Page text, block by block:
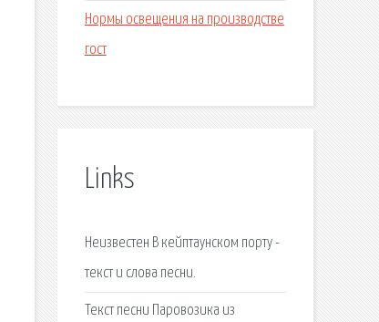
Нормы освещения на производстве
гост
Links
Неизвестен В кейптаунском порту -
текст и слова песни.
Текст песни Паровозика из